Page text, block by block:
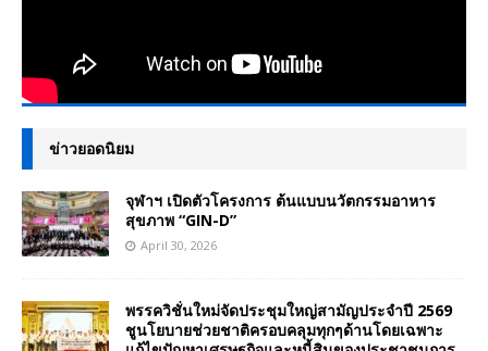
ข่าวยอดนิยม
จุฬาฯ เปิดตัวโครงการ ต้นแบบนวัตกรรมอาหาร
สุขภาพ “GIN-D”
April 30, 2026
พรรควิชั่นใหม่จัดประชุมใหญ่สามัญประจำปี 2569
ชูนโยบายช่วยชาติครอบคลุมทุกๆด้านโดยเฉพาะ